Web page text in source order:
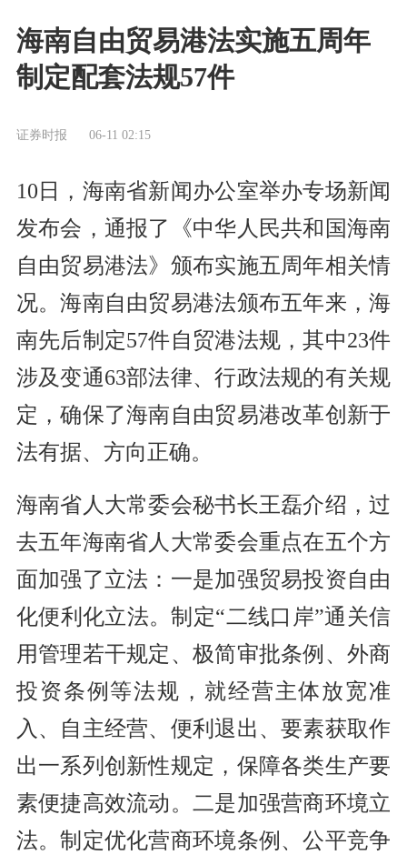
海南自由贸易港法实施五周年
制定配套法规57件
证券时报 06-11 02:15
10日，海南省新闻办公室举办专场新闻
发布会，通报了《中华人民共和国海南
自由贸易港法》颁布实施五周年相关情
况。海南自由贸易港法颁布五年来，海
南先后制定57件自贸港法规，其中23件
涉及变通63部法律、行政法规的有关规
定，确保了海南自由贸易港改革创新于
法有据、方向正确。
海南省人大常委会秘书长王磊介绍，过
去五年海南省人大常委会重点在五个方
面加强了立法：一是加强贸易投资自由
化便利化立法。制定“二线口岸”通关信
用管理若干规定、极简审批条例、外商
投资条例等法规，就经营主体放宽准
入、自主经营、便利退出、要素获取作
出一系列创新性规定，保障各类生产要
素便捷高效流动。二是加强营商环境立
法。制定优化营商环境条例、公平竞争